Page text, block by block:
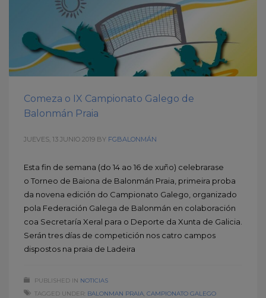
Comeza o IX Campionato Galego de
Balonmán Praia
JUEVES, 13 JUNIO 2019 BY FGBALONMÁN
Esta fin de semana (do 14 ao 16 de xuño) celebrarase
o Torneo de Baiona de Balonmán Praia, primeira proba
da novena edición do Campionato Galego, organizado
pola Federación Galega de Balonmán en colaboración
coa Secretaría Xeral para o Deporte da Xunta de Galicia.
Serán tres días de competición nos catro campos
dispostos na praia de Ladeira
PUBLISHED IN NOTICIAS
TAGGED UNDER: BALONMAN PRAIA CAMPIONATO GALEGO